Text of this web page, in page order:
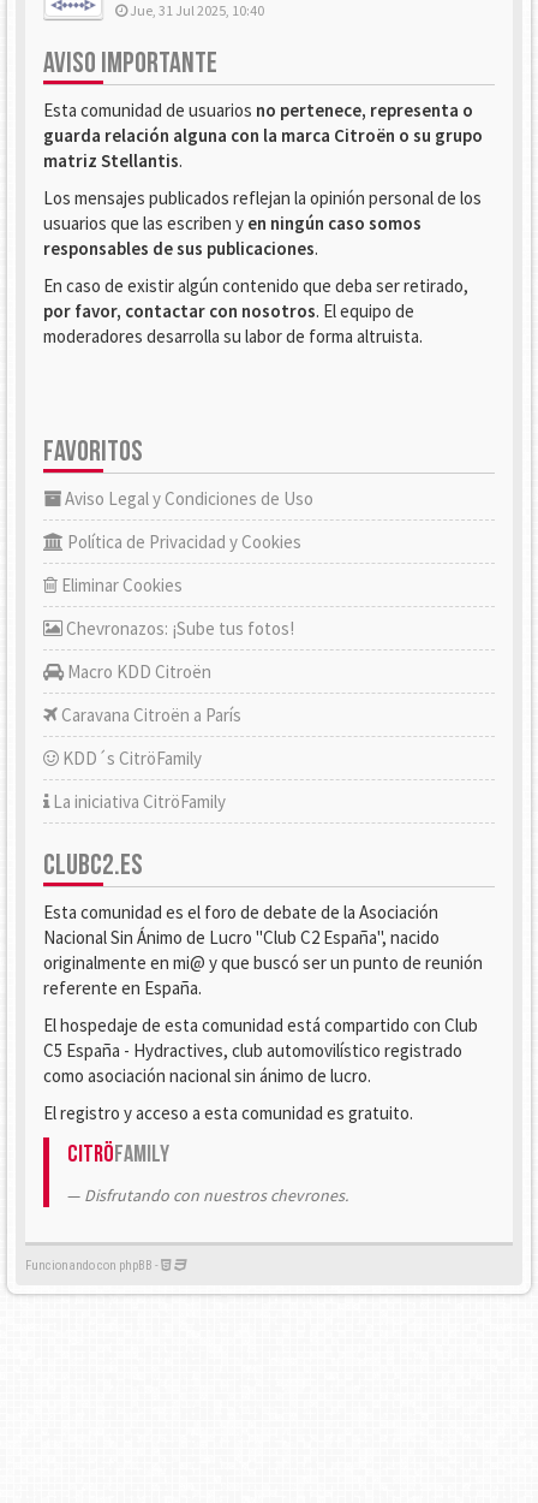
Jue, 31 Jul 2025, 10:40
AVISO IMPORTANTE
Esta comunidad de usuarios no pertenece, representa o
guarda relación alguna con la marca Citroën o su grupo
matriz Stellantis.
Los mensajes publicados reflejan la opinión personal de los
usuarios que las escriben y en ningún caso somos
responsables de sus publicaciones.
En caso de existir algún contenido que deba ser retirado,
por favor, contactar con nosotros. El equipo de
moderadores desarrolla su labor de forma altruista.
FAVORITOS
Aviso Legal y Condiciones de Uso
Política de Privacidad y Cookies
Eliminar Cookies
Chevronazos: ¡Sube tus fotos!
Macro KDD Citroën
Caravana Citroën a París
KDD´s CitröFamily
La iniciativa CitröFamily
CLUBC2.ES
Esta comunidad es el foro de debate de la Asociación
Nacional Sin Ánimo de Lucro "Club C2 España", nacido
originalmente en mi@ y que buscó ser un punto de reunión
referente en España.
El hospedaje de esta comunidad está compartido con Club
C5 España - Hydractives, club automovilístico registrado
como asociación nacional sin ánimo de lucro.
El registro y acceso a esta comunidad es gratuito.
CitröFamily
Disfrutando con nuestros chevrones.
Funcionando con phpBB -